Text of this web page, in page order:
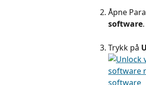
Åpne
software.
Trykk på